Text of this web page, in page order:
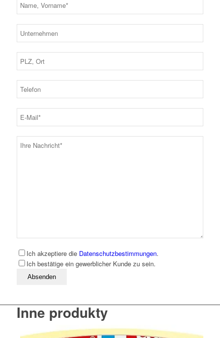
Ich akzeptiere die Datenschutzbestimmungen.
Ich bestätige ein gewerblicher Kunde zu sein.
Bitte lassen Sie dieses Feld leer
Inne produkty